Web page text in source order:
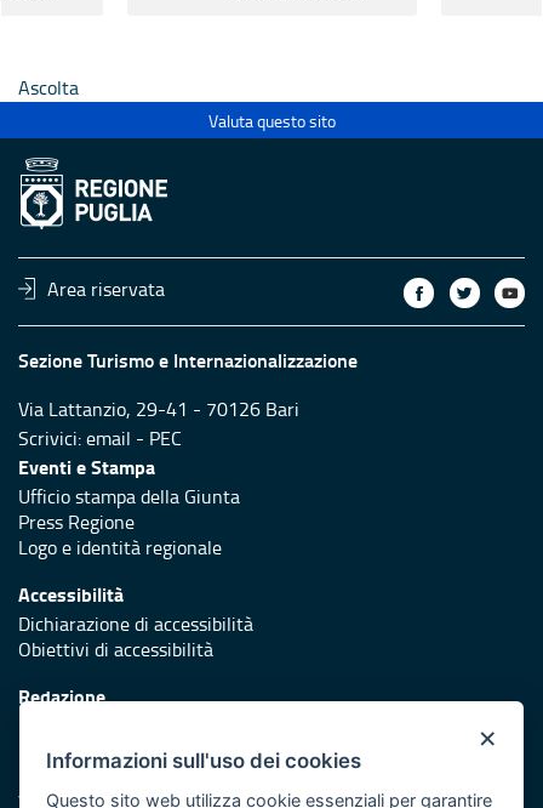
Ascolta
Valuta questo sito
Area riservata
Sezione Turismo e Internazionalizzazione
Via Lattanzio, 29-41 - 70126 Bari
Scrivici:email - PEC
Eventi e Stampa
Ufficio stampa della Giunta
Press Regione
Logo e identità regionale
Accessibilità
Dichiarazione di accessibilità
Obiettivi di accessibilità
Redazione
Protezione civile
Vai al sito di Protezione Civile Puglia
×
Informazioni sull'uso dei cookies
Questo sito web utilizza cookie essenziali per garantire